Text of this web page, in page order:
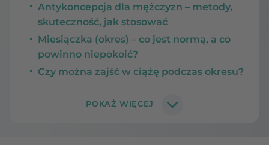
Antykoncepcja dla mężczyzn – metody,
skuteczność, jak stosować
Miesiączka (okres) – co jest normą, a co
powinno niepokoić?
Czy można zajść w ciążę podczas okresu?